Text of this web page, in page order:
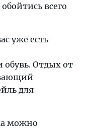
всего
уже есть
обувь. Отдых от
для
можно